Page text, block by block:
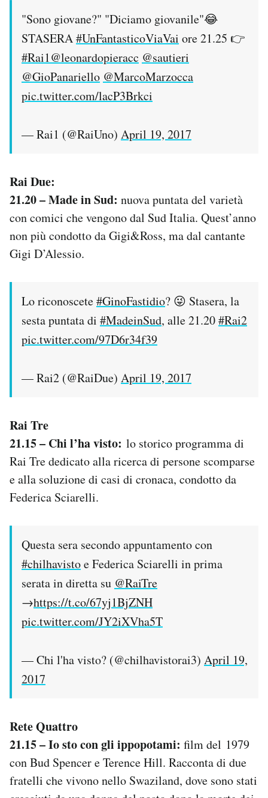
"Sono giovane?" "Diciamo giovanile"😂
STASERA#UnFantasticoViaVai ore 21.25 👉
#Rai1@leonardopieracc @sautieri
@GioPanariello @MarcoMarzocca
pic.twitter.com/lacP3Brkci
— Rai1 (@RaiUno) April 19, 2017
Rai Due:
21.20 – Made in Sud: nuova puntata del varietà
con comici che vengono dal Sud Italia. Quest’anno
non più condotto da Gigi&Ross, ma dal cantante
Gigi D’Alessio.
Lo riconoscete#GinoFastidio? 😜 Stasera, la
sesta puntata di #MadeinSud​, alle 21.20#Rai2
pic.twitter.com/97D6r34f39
— Rai2 (@RaiDue) April 19, 2017
Rai Tre
21.15 – Chi l’ha visto: lo storico programma di
Rai Tre dedicato alla ricerca di persone scomparse
e alla soluzione di casi di cronaca, condotto da
Federica Sciarelli.
Questa sera secondo appuntamento con
#chilhavistoe Federica Sciarelli in prima
serata in diretta su @RaiTre
→https://t.co/67yj1BjZNH
pic.twitter.com/JY2iXVha5T
— Chi l'ha visto? (@chilhavistorai3) April 19,
2017
Rete Quattro
21.15 – Io sto con gli ippopotami: film del 1979
con Bud Spencer e Terence Hill. Racconta di due
fratelli che vivono nello Swaziland, dove sono stati